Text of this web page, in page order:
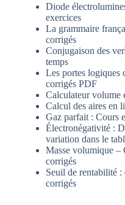
Diode
exercices
La grammaire
corrigés
Conjugaison des
temps
Les portes logiques
corrigés PDF
Calculateur volume
Calcul des aires en
Gaz parfait : Cours
Électronégativité :
variation dans le
Masse volumique –
corrigés
Seuil de rentabilité :
corrigés